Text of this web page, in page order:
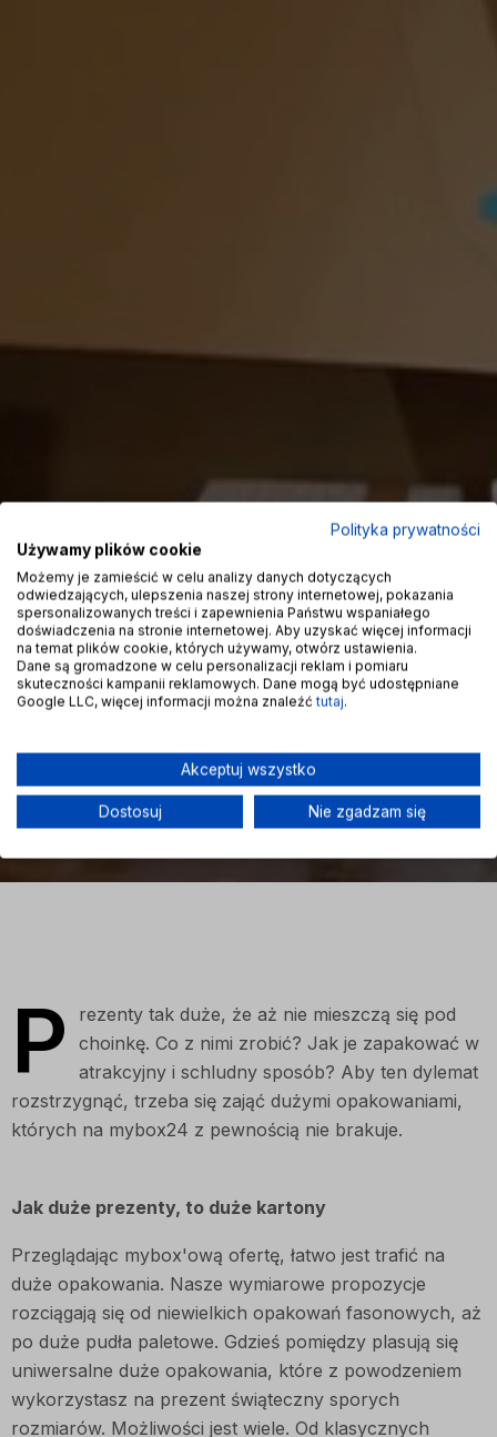
P
rezenty tak duże, że aż nie mieszczą się pod
choinkę. Co z nimi zrobić? Jak je zapakować w
atrakcyjny i schludny sposób? Aby ten dylemat
rozstrzygnąć, trzeba się zająć dużymi opakowaniami,
których na mybox24 z pewnością nie brakuje.
Jak duże prezenty, to duże kartony
Przeglądając mybox'ową ofertę, łatwo jest trafić na
duże opakowania. Nasze wymiarowe propozycje
rozciągają się od niewielkich opakowań fasonowych, aż
po duże pudła paletowe. Gdzieś pomiędzy plasują się
uniwersalne duże opakowania, które z powodzeniem
wykorzystasz na prezent świąteczny sporych
rozmiarów. Możliwości jest wiele. Od klasycznych
Polityka prywatności
Używamy plików cookie
Możemy je zamieścić w celu analizy danych dotyczących
odwiedzających, ulepszenia naszej strony internetowej, pokazania
spersonalizowanych treści i zapewnienia Państwu wspaniałego
doświadczenia na stronie internetowej. Aby uzyskać więcej informacji
na temat plików cookie, których używamy, otwórz ustawienia.
Dane są gromadzone w celu personalizacji reklam i pomiaru
skuteczności kampanii reklamowych. Dane mogą być udostępniane
Google LLC, więcej informacji można znaleźć tutaj.
Akceptuj wszystko
Dostosuj Nie zgadzam się